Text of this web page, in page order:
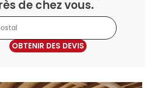
de chez vous.
OBTENIR DES DEVIS